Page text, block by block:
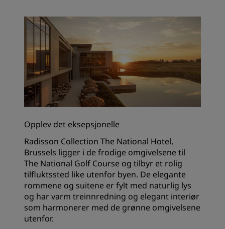
Opplev det eksepsjonelle
Radisson Collection The National Hotel,
Brussels ligger i de frodige omgivelsene til
The National Golf Course og tilbyr et rolig
tilfluktssted like utenfor byen. De elegante
rommene og suitene er fylt med naturlig lys
og har varm treinnredning og elegant interiør
som harmonerer med de grønne omgivelsene
utenfor.